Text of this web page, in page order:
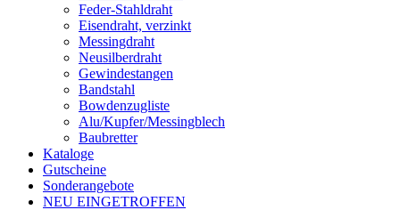
Feder-Stahldraht
Eisendraht, verzinkt
Messingdraht
Neusilberdraht
Gewindestangen
Bandstahl
Bowdenzugliste
Alu/Kupfer/Messingblech
Baubretter
Kataloge
Gutscheine
Sonderangebote
NEU EINGETROFFEN